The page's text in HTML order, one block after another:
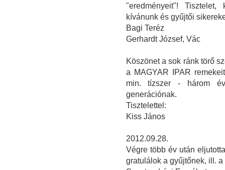
"eredményeit"!
kívánunk és gyűjtői
Bagi Teréz
Gerhardt József, Vác
Köszönet a sok ránk törő
a MAGYAR IPAR
min. tízszer - három
generációnak.
Tisztelettel:
Kiss János
2012.09.28.
Végre több év után
gratulálok a gyűjtőnek, ill.